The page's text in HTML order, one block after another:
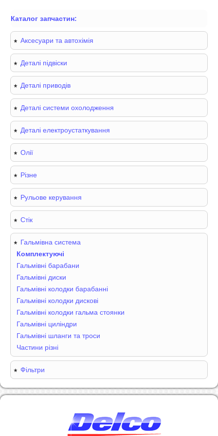
Каталог запчастин:
Аксесуари та автохімія
Деталі підвіски
Деталі приводів
Деталі системи охолодження
Деталі електроустаткування
Олії
Різне
Рульове керування
Стік
Гальмівна система
Комплектуючі
Гальмівні барабани
Гальмівні диски
Гальмівні колодки барабанні
Гальмівні колодки дискові
Гальмівні колодки гальма стоянки
Гальмівні циліндри
Гальмівні шланги та троси
Частини різні
Фільтри